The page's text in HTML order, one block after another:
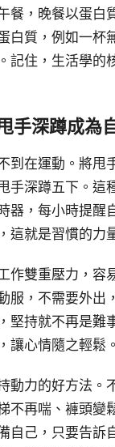
餐，晚餐以蛋
白質，例如一
記住，生活學
手深蹲成為
到在運動。將
手深蹲五下。
器，每小時提
這就是習慣的力
作雙重壓力，
服，不需要外
堅持就不再是
讓心情隨之輕鬆。
動力的好方法
不再喘、褲頭
自己，只要告